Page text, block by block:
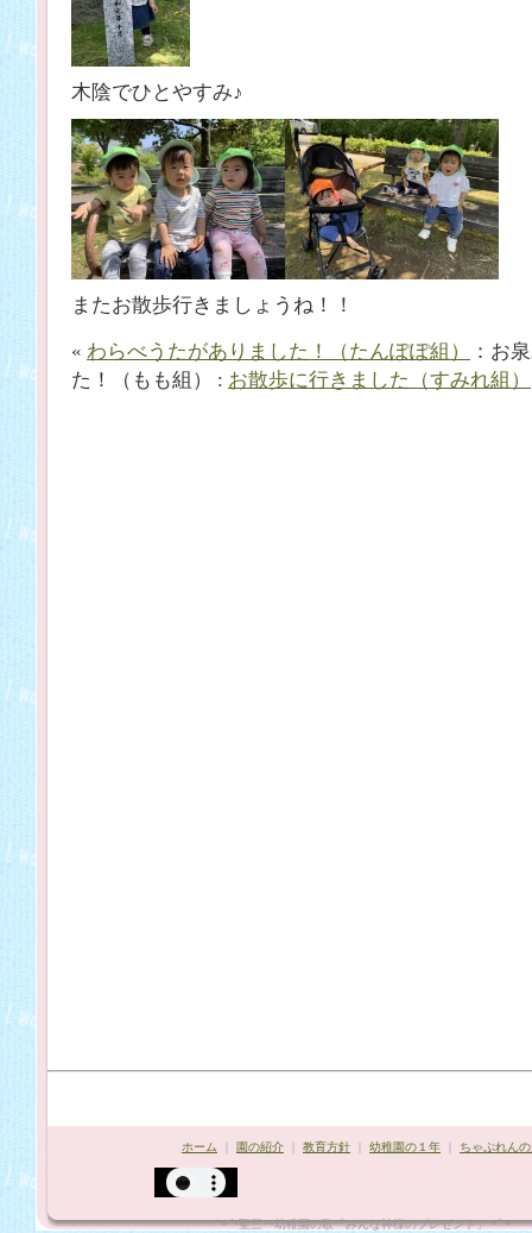
木陰でひとやすみ♪
またお散歩行きましょうね！！
« わらべうたがありました！（たんぽぽ組）
：お
た！（もも組） : お散歩に行きました（すみれ組）
ホーム 園の紹介 教育方針 幼稚園の１年 ちゃぷれん
*¨`•聖三一幼稚園の歌「みんな神様のプレゼント」"•´¨*